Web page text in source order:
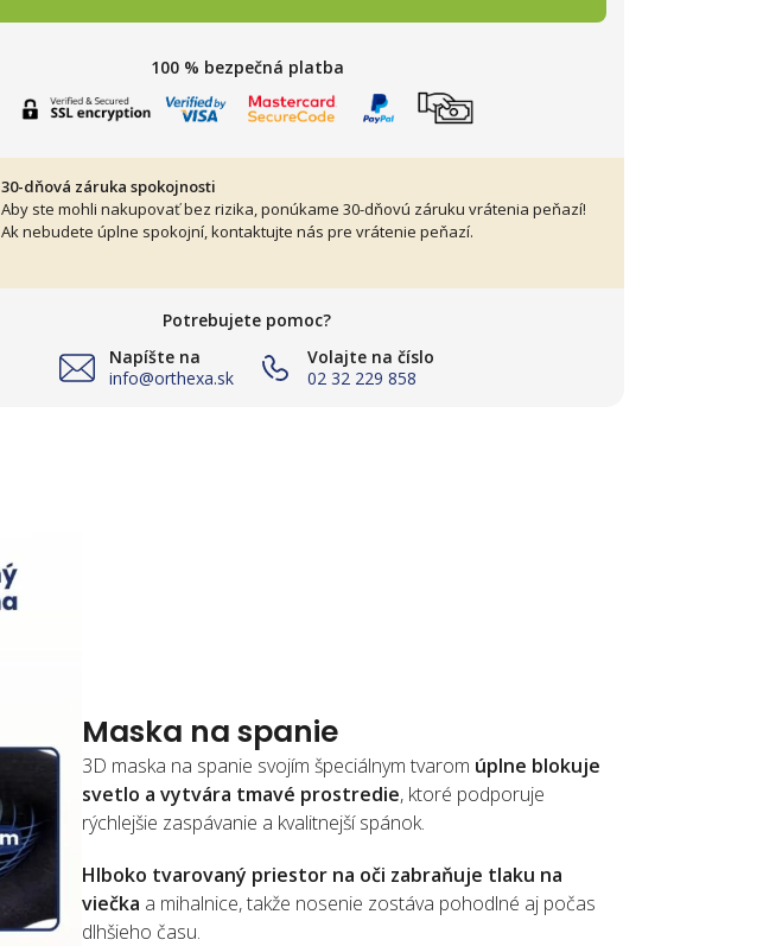
100 % bezpečná platba
30-dňová záruka spokojnosti
Aby ste mohli nakupovať bez rizika, ponúkame 30-dňovú záruku vrátenia peňazí!
Ak nebudete úplne spokojní, kontaktujte nás pre vrátenie peňazí.
Potrebujete pomoc?
Napíšte na
info@orthexa.sk
Volajte na číslo
02 32 229 858
Maska na spanie
3D maska na spanie svojím špeciálnym tvarom úplne blokuje
svetlo a vytvára tmavé prostredie, ktoré podporuje
rýchlejšie zaspávanie a kvalitnejší spánok.
Hlboko tvarovaný priestor na oči zabraňuje tlaku na
viečka a mihalnice, takže nosenie zostáva pohodlné aj počas
dlhšieho času.